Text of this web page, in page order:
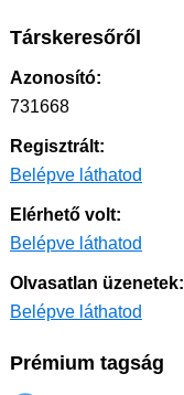
Társkeresőről
Azonosító:
731668
Regisztrált:
Belépve láthatod
Elérhető volt:
Belépve láthatod
Olvasatlan üzenetek:
Belépve láthatod
Prémium tagság